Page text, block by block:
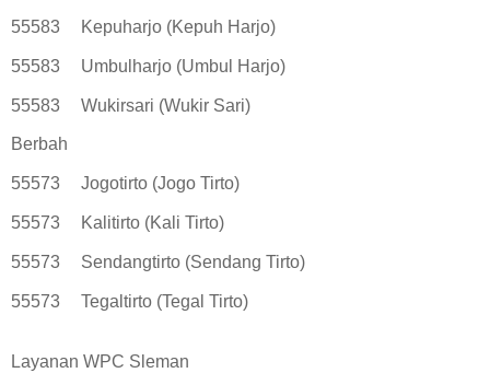
55583 Kepuharjo (Kepuh Harjo)
55583 Umbulharjo (Umbul Harjo)
55583 Wukirsari (Wukir Sari)
Berbah
55573 Jogotirto (Jogo Tirto)
55573 Kalitirto (Kali Tirto)
55573 Sendangtirto (Sendang Tirto)
55573 Tegaltirto (Tegal Tirto)
Layanan WPC Sleman